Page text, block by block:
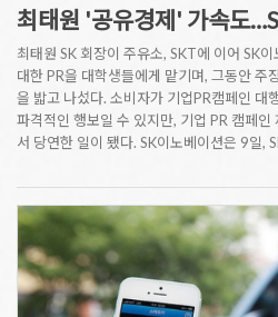
최태원 '공유경제' 가속도
최태원 SK 회장이 주유소, SKT에 이어 SK
대한 PR을 대학생들에게 맡기며, 그동안 주
을 밟고 나섰다. 소비자가 기업PR캠페인 대
파격적인 행보일 수 있지만, 기업 PR 캠페
서 당연한 일이 됐다. SK이노베이션은 9일,